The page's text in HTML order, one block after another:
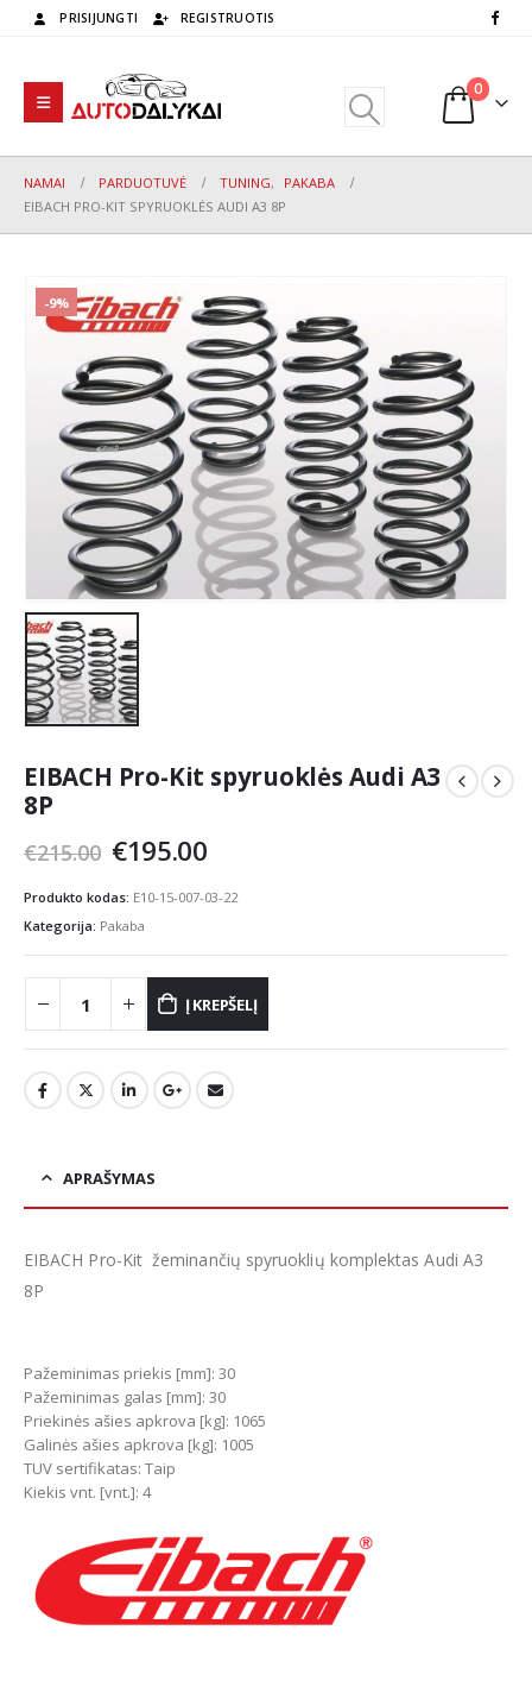
PRISIJUNGTI REGISTRUOTIS
0
NAMAI PARDUOTUVĖ TUNING,
PAKABA
EIBACH PRO-KIT SPYRUOKLĖS AUDI A3 8P
-9%
EIBACH Pro-Kit spyruoklės Audi A3
8P
€215.00 Original
was:
€215.00.
€195.00Current
is:
Produkto kodas: E10-15-007-03-22
Kategorija: Pakaba
Į KREPŠELĮ
APRAŠYMAS
EIBACH Pro-Kit žeminančių spyruoklių komplektas Audi A3
8P
Pažeminimas priekis [mm]: 30
Pažeminimas galas [mm]: 30
Priekinės ašies apkrova [kg]: 1065
Galinės ašies apkrova [kg]: 1005
TUV sertifikatas: Taip
Kiekis vnt. [vnt.]: 4